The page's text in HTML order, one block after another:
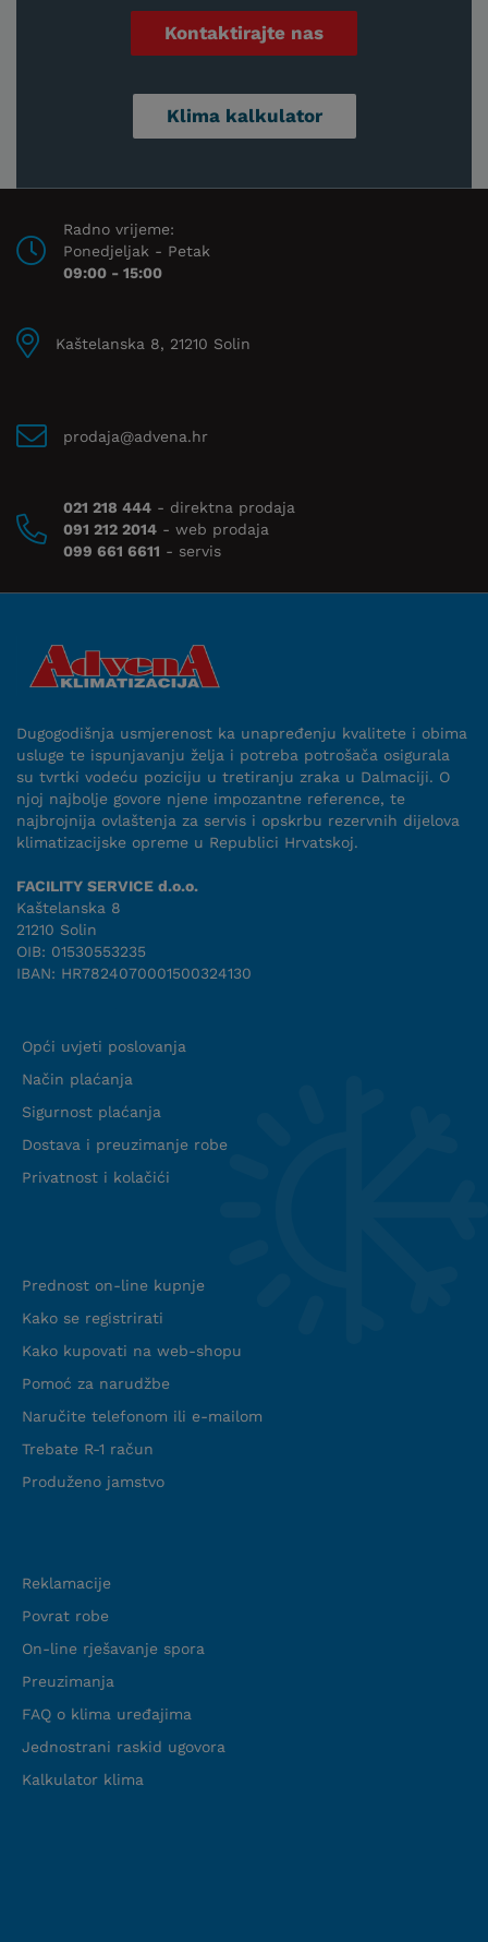
Kontaktirajte nas
Klima kalkulator
Radno vrijeme:
Ponedjeljak - Petak
09:00 - 15:00
Kaštelanska 8, 21210 Solin
prodaja@advena.hr
021 218 444 - direktna prodaja
091 212 2014 - web prodaja
099 661 6611 - servis
Dugogodišnja usmjerenost ka unapređenju kvalitete i obima
usluge te ispunjavanju želja i potreba potrošača osigurala
su tvrtki vodeću poziciju u tretiranju zraka u Dalmaciji. O
njoj najbolje govore njene impozantne reference, te
najbrojnija ovlaštenja za servis i opskrbu rezervnih dijelova
klimatizacijske opreme u Republici Hrvatskoj.
FACILITY SERVICE d.o.o.
Kaštelanska 8
21210 Solin
OIB: 01530553235
IBAN: HR7824070001500324130
Opći uvjeti poslovanja
Način plaćanja
Sigurnost plaćanja
Dostava i preuzimanje robe
Privatnost i kolačići
Prednost on-line kupnje
Kako se registrirati
Kako kupovati na web-shopu
Pomoć za narudžbe
Naručite telefonom ili e-mailom
Trebate R-1 račun
Produženo jamstvo
Reklamacije
Povrat robe
On-line rješavanje spora
Preuzimanja
FAQ o klima uređajima
Jednostrani raskid ugovora
Kalkulator klima